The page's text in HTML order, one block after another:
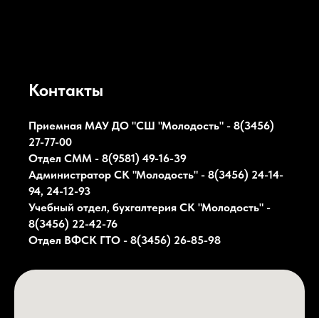
Контакты
Приемная МАУ ДО "СШ "Молодость" - 8(3456)
27-77-00
Отдел СММ - 8(9581) 49-16-39
Администратор СК "Молодость" - 8(3456) 24-14-
94, 24-12-93
Учебный отдел, бухгалтерия СК "Молодость" -
8(3456) 22-42-76
Отдел ВФСК ГТО - 8(3456) 26-85-98